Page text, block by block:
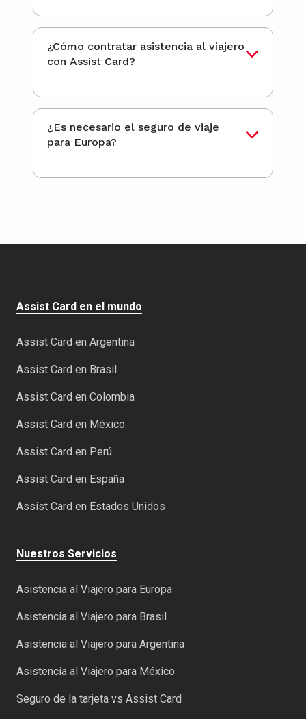
¿Cómo contratar asistencia al viajero
con Assist Card?
¿Es necesario el seguro de viaje
para Europa?
Assist Card en el mundo
Assist Card en Argentina
Assist Card en Brasil
Assist Card en Colombia
Assist Card en México
Assist Card en Perú
Assist Card en España
Assist Card en Estados Unidos
Nuestros Servicios
Asistencia al Viajero para Europa
Asistencia al Viajero para Brasil
Asistencia al Viajero para Argentina
Asistencia al Viajero para México
Seguro de la tarjeta vs Assist Card